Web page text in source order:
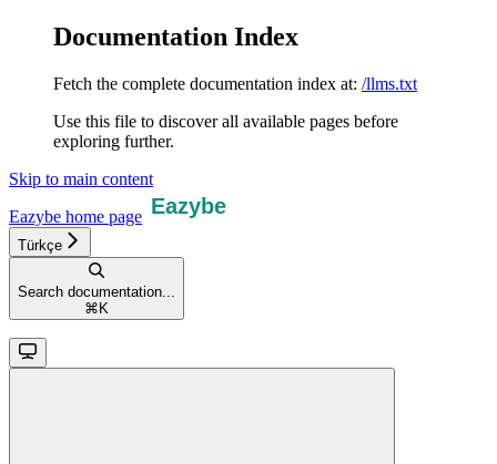
Documentation Index
Fetch the complete documentation index at: /llms.txt
Use this file to discover all available pages before
exploring further.
Skip to main content
Eazybe home page
Türkçe
Search documentation...
⌘ K